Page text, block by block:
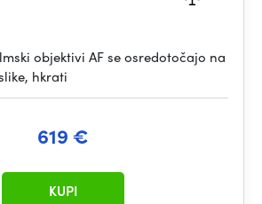
objektivi AF se osredotočajo na
hkrati
619 €
KUPI